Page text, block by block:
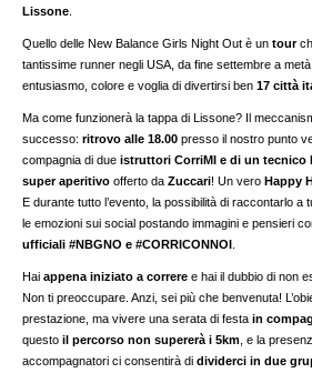
Lissone
Quello delle New Balance Girls Night Out è untour
tantissime runner negli USA, da fine settembre a
entusiasmo, colore e voglia di divertirsi ben17 città
Ma come funzionerà la tappa di Lissone? Il
successo:ritrovo alle 18.00 presso il nostro punto
compagnia di dueistruttori CorriMI e di un tecnico
super aperitivo offerto daZuccari! Un veroHappy
E durante tutto l’evento, la possibilità di raccontarlo a
le emozioni sui social postando immagini e pensieri
ufficiali #NBGNO e #CORRICONNOI
Haiappena iniziato a correre e hai il dubbio di non
Non ti preoccupare. Anzi, sei più che benvenuta!
prestazione, ma vivere una serata di festain
questoil percorso non supererà i 5km , e la
accompagnatori ci consentirà didividerci in due